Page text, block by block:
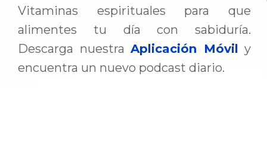
Vitaminas espirituales para que
alimentes tu día con sabiduría.
Descarga nuestraAplicación Móvil y
encuentra un nuevo podcast diario.